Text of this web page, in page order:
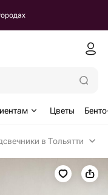
Цветы
в Тольятти